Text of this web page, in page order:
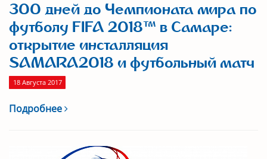
300 дней до Чемпионата мира по
футболу FIFA 2018™ в Самаре:
открытие инсталляция
SAMARA2018 и футбольный матч
18 Августа 2017
Подробнее